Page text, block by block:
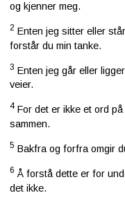
og kjenner meg.
2 Enten jeg sitter eller
forstår du min tanke.
3 Enten jeg går eller
veier.
4 For det er ikke et ord
sammen.
5 Bakfra og forfra omgir
6 Å forstå dette er for
det ikke.